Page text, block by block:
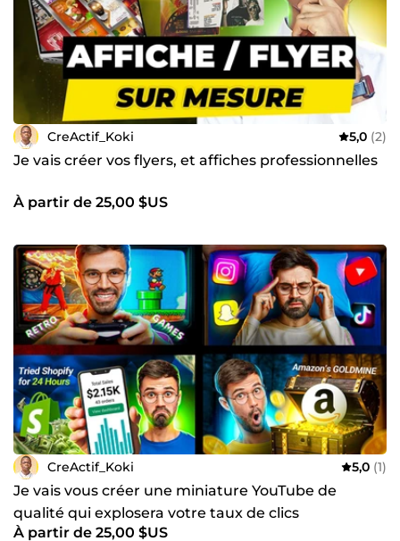
CreActif_Koki 5,0 (2)
Je vais créer vos flyers, et affiches professionnelles
À partir de 25,00 $US
CreActif_Koki 5,0 (1)
Je vais vous créer une miniature YouTube de
qualité qui explosera votre taux de clics
À partir de 25,00 $US